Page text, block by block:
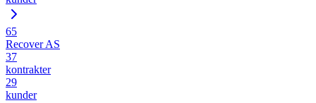
65
Recover AS
37
kontrakter
29
kunder